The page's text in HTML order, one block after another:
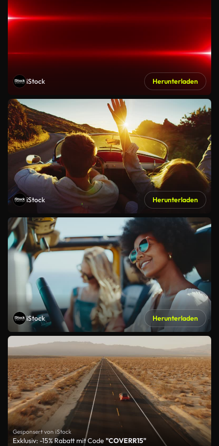
iStock Herunterladen
iStock Herunterladen
iStock Herunterladen
Gesponsert von iStock
Exklusiv: -15% Rabatt mit Code "COVERR15"